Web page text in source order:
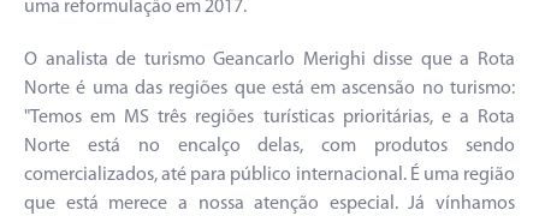
uma reformulação em 2017.
O analista de turismo Geancarlo Merighi disse que a Rota
Norte é uma das regiões que está em ascensão no turismo:
"Temos em MS três regiões turísticas prioritárias, e a Rota
Norte está no encalço delas, com produtos sendo
comercializados, até para público internacional. É uma região
que está merece a nossa atenção especial. Já vínhamos